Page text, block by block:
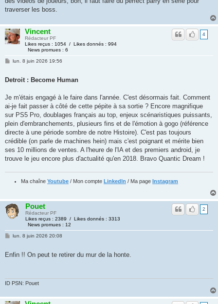
traverser les boss.
Vincent
Rédacteur PF
Likes reçus : 1054 / Likes donnés : 994
News promues : 6
4
lun. 8 juin 2026 19:56
Detroit : Become Human
Je m'étais engagé à le faire dans l'année. C'est désormais fait. Comment
ai-je fait passer à côté de cette pépite à sa sortie ? Encore magnifique
sur PS5 Pro, doublages français au top, enjeux scénaristiques puissants,
plein d'embranchements, plusieurs fins et de l'émotion à gogo (référence
directe à une période sombre de notre Histoire). C'est pas toujours
crédible (on parle de machines hein) mais c'est poignant et mérite bien
ses 10 millions de ventes. A l'heure de l'IA et des premiers android, je
trouve le jeu encore plus d'actualité qu'en 2018. Bravo Quantic Dream !
Ma chaîne Youtube / Mon compte LinkedIn / Ma page Instagram
Pouet
Rédacteur PF
Likes reçus : 2389 / Likes donnés : 3313
News promues : 12
2
lun. 8 juin 2026 20:08
Enfin !! On peut te retirer du mur de la honte.
ID PSN: Pouet